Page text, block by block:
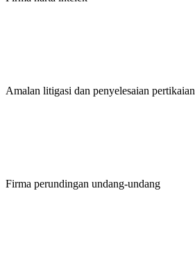
Amalan litigasi dan penyelesaian pertikaian
Firma perundingan undang-undang